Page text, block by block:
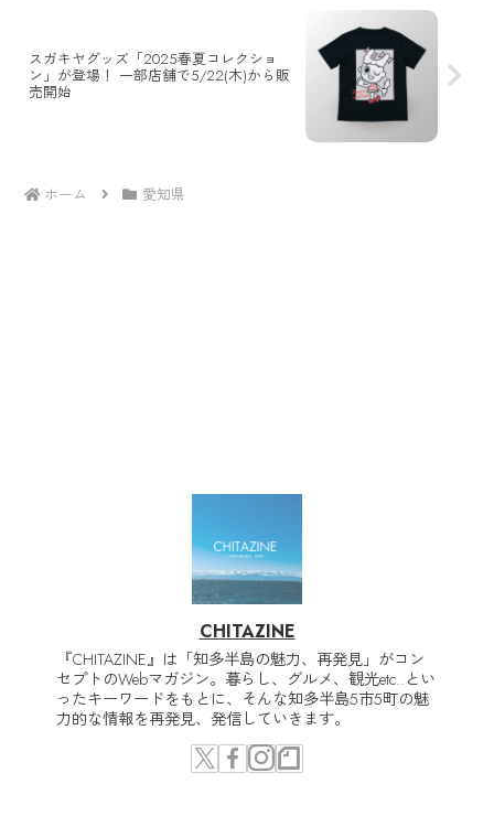
スガキヤグッズ「2025春夏コレクショ
ン」が登場！ 一部店舗で5/22(木)から販
売開始
ホーム 愛知県
CHITAZINE
『CHITAZINE』は「知多半島の魅力、再発見」がコン
セプトのWebマガジン。暮らし、グルメ、観光etc..とい
ったキーワードをもとに、そんな知多半島5市5町の魅
力的な情報を再発見、発信していきます。